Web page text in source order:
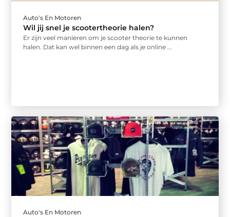
Auto's En Motoren
Wil jij snel je scootertheorie halen?
Er zijn veel manieren om je scooter theorie te kunnen
halen. Dat kan wel binnen een dag als je online ...
Auto's En Motoren